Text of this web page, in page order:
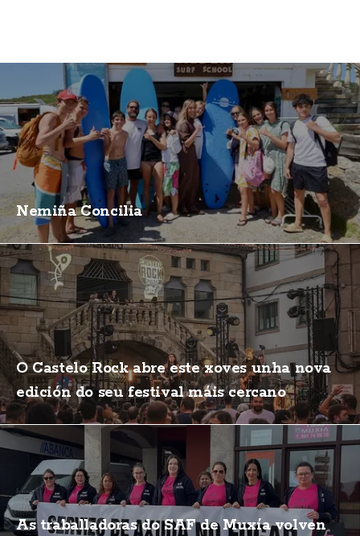
Nemiña Concilia
O Castelo Rock abre este xoves unha nova
edición do seu festival máis cercano
As traballadoras do SAF de Muxía volven